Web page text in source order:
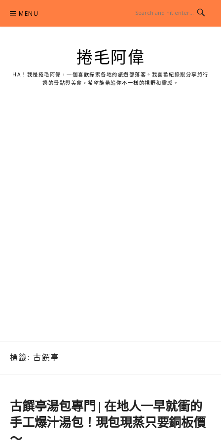
content
MENU
捲毛阿偉
HA！我是捲毛阿偉，一個喜歡探索各地的旅遊部落客。我喜歡紀錄跟分享旅行
過的景點與美食，希望能帶給你不一樣的視野和靈感。
標籤: 古饌亭
古饌亭湯包專門 | 在地人一早就衝的
手工爆汁湯包！現包現蒸只要銅板價
～